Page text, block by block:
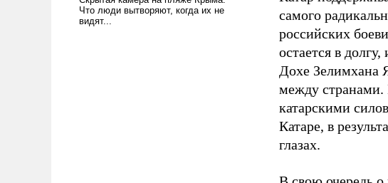
самого
российских
остается в
Дохе Зелимхана
между
катарскими
Катаре, в
глазах.